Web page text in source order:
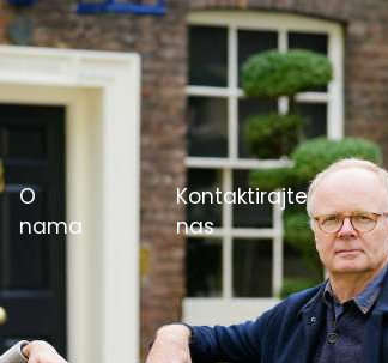
O
nama
Kontaktirajte
nas